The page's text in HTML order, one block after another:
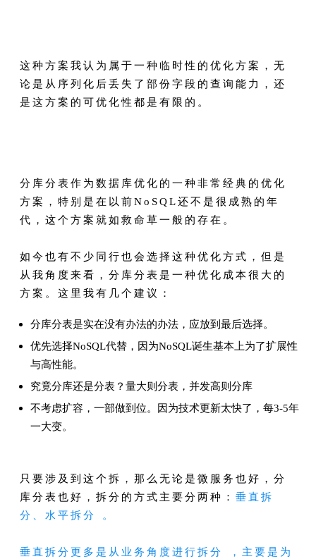
这种方案我认为属于一种临时性的优化方案，无
论是从序列化后丢失了部份字段的查询能力，还
是这方案的可优化性都是有限的。
分库分表作为数据库优化的一种非常经典的优化
方案，特别是在以前NoSQL还不是很成熟的年
代，这个方案就如救命草一般的存在。
如今也有不少同行也会选择这种优化方式，但是
从我角度来看，分库分表是一种优化成本很大的
方案。这里我有几个建议：
分库分表是实在没有办法的办法，应放到最后选择。
优先选择NoSQL代替，因为NoSQL诞生基本上为了扩展性
与高性能。
究竟分库还是分表？量大则分表，并发高则分库
不考虑扩容，一部做到位。因为技术更新太快了，每3-5年
一大变。
只要涉及到这个拆，那么无论是微服务也好，分
库分表也好，拆分的方式主要分两种： 垂直拆
分、水平拆分 。
垂直拆分更多是从业务角度进行拆分 ，主要是为